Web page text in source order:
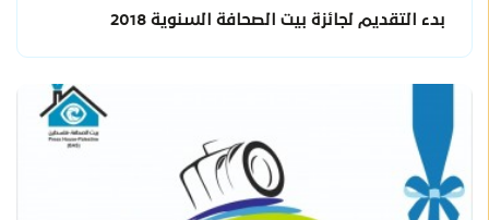
بدء التقديم لجائزة بيت الصحافة السنوية 2018